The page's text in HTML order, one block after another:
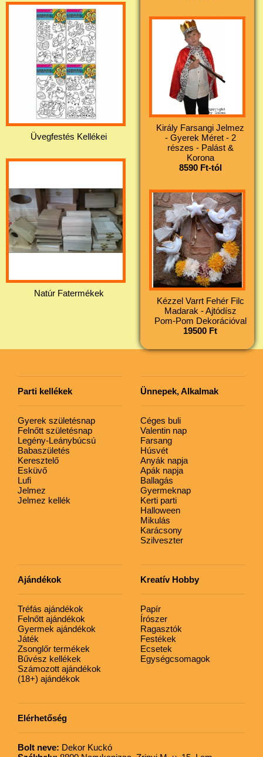
Üvegfestés Kellékei
Natúr Fatermékek
Király Farsangi Jelmez
- Gyerek Méret - 2
részes - Palást &
Korona
8590 Ft-tól
Kézzel Varrt Fehér Filc
Madarak - Ajtódísz
Pom-Pom Dekorációval
19500 Ft
Parti kellékek
Gyerek születésnap
Felnőtt születésnap
Legény-Leánybúcsú
Babaszületés
Keresztelő
Esküvő
Lufi
Jelmez
Jelmez kellék
Ünnepek, Alkalmak
Céges buli
Valentin nap
Farsang
Húsvét
Anyák napja
Apák napja
Ballagás
Gyermeknap
Kerti parti
Halloween
Mikulás
Karácsony
Szilveszter
Ajándékok
Tréfás ajándékok
Felnőtt ajándékok
Gyermek ajándékok
Játék
Zsonglőr termékek
Bűvész kellékek
Számozott ajándékok
(18+) ajándékok
Kreatív Hobby
Papír
Írószer
Ragasztók
Festékek
Ecsetek
Egységcsomagok
Elérhetőség
Bolt neve: Dekor Kuckó